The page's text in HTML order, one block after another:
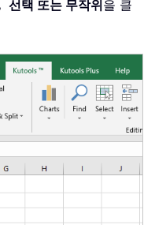
선택 또는 무작위을 클